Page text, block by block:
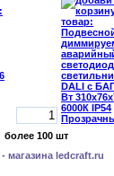
более 100 шт